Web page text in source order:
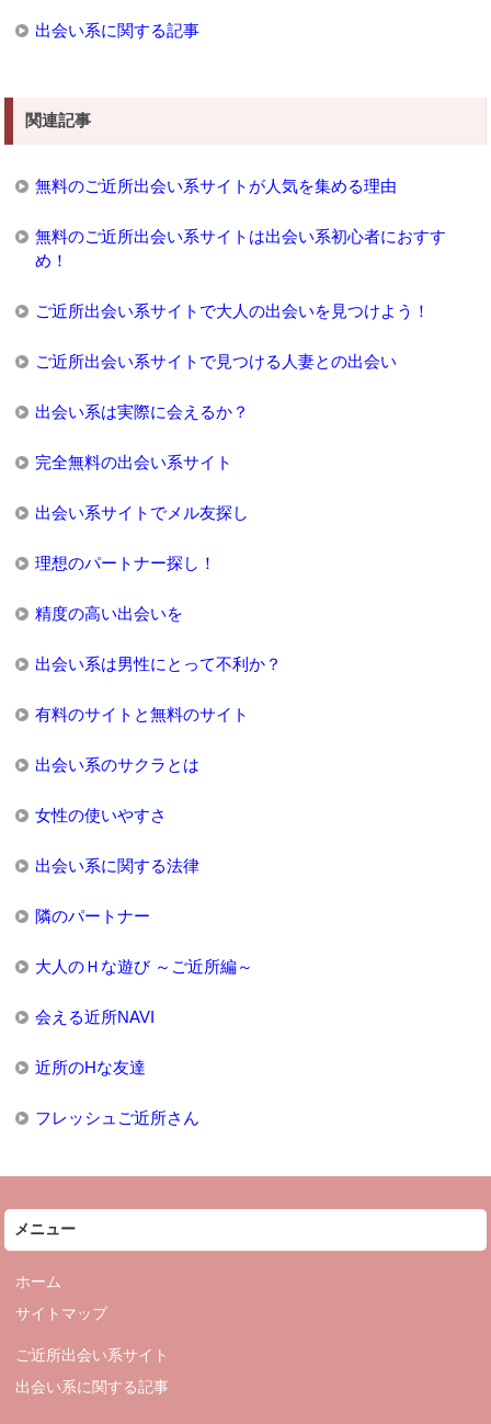
出会い系に関する記事
関連記事
無料のご近所出会い系サイトが人気を集める理由
無料のご近所出会い系サイトは出会い系初心者におすす
め！
ご近所出会い系サイトで大人の出会いを見つけよう！
ご近所出会い系サイトで見つける人妻との出会い
出会い系は実際に会えるか？
完全無料の出会い系サイト
出会い系サイトでメル友探し
理想のパートナー探し！
精度の高い出会いを
出会い系は男性にとって不利か？
有料のサイトと無料のサイト
出会い系のサクラとは
女性の使いやすさ
出会い系に関する法律
隣のパートナー
大人のＨな遊び ～ご近所編～
会える近所NAVI
近所のHな友達
フレッシュご近所さん
メニュー
ホーム
サイトマップ
ご近所出会い系サイト
出会い系に関する記事